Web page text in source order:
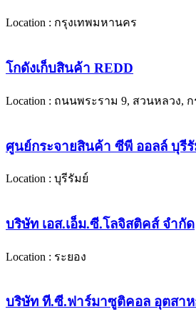
Location : กรุงเทพมหานคร
โกดังเก็บสินค้า REDD
Location : ถนนพระราม 9, สวนหลวง,
ศูนย์กระจายสินค้า ซีพี ออลล์ บุรี
Location : บุรีรัมย์
บริษัท เอส.เอ็ม.ซี.โลจิสติคส์ จำกัด
Location : ระยอง
บริษัท ที.ซี.ฟาร์มาซูติคอล อุตสา